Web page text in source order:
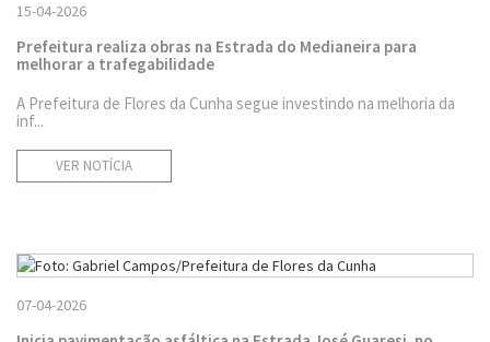
15-04-2026
Prefeitura realiza obras na Estrada do Medianeira para
melhorar a trafegabilidade
A Prefeitura de Flores da Cunha segue investindo na melhoria da
inf...
VER NOTÍCIA
07-04-2026